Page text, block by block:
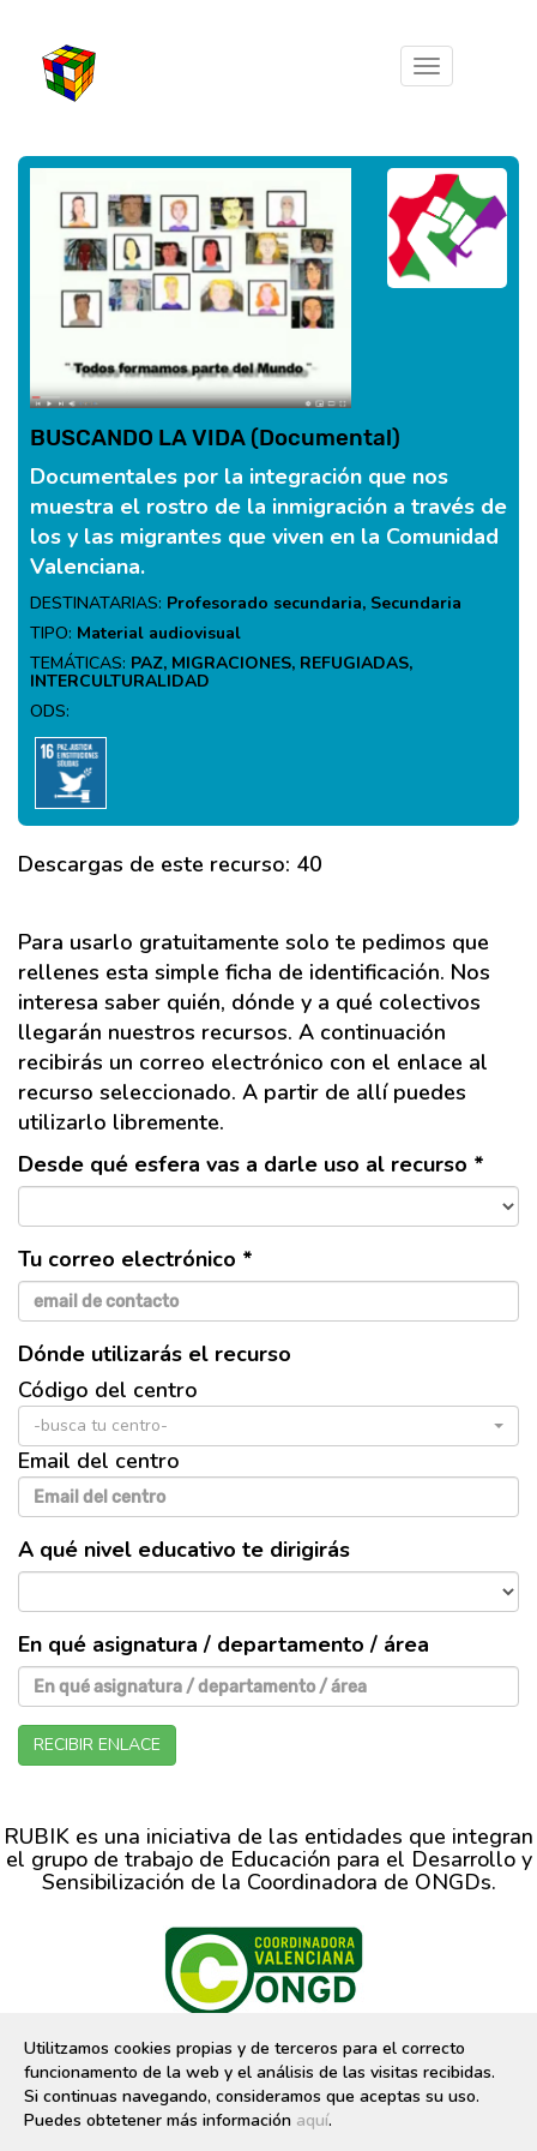
Toggle
BUSCANDO LA VIDA (Documental)
Documentales por la integración que nos
muestra el rostro de la inmigración a través de
los y las migrantes que viven en la Comunidad
Valenciana.
DESTINATARIAS: Profesorado secundaria, Secundaria
TIPO: Material audiovisual
TEMÁTICAS: PAZ, MIGRACIONES, REFUGIADAS,
INTERCULTURALIDAD
ODS:
Descargas de este recurso: 40
Para usarlo gratuitamente solo te pedimos que
rellenes esta simple ficha de identificación. Nos
interesa saber quién, dónde y a qué colectivos
llegarán nuestros recursos. A continuación
recibirás un correo electrónico con el enlace al
recurso seleccionado. A partir de allí puedes
utilizarlo libremente.
Desde qué esfera vas a darle uso al recurso *
Tu correo electrónico *
Dónde utilizarás el recurso
Código del centro
-busca tu centro-
Email del centro
A qué nivel educativo te dirigirás
En qué asignatura / departamento / área
RECIBIR ENLACE
RUBIK es una iniciativa de las entidades que integran
el grupo de trabajo de Educación para el Desarrollo y
Sensibilización de la Coordinadora de ONGDs.
CVONGD, C/ Moro Zeit, 9 bajo-izq 46001 Valencia 96 391 37 49
Desarrollo web:
7ymedia, coop.v
Financia:
Utilitzamos cookies propias y de terceros para el correcto
funcionamento de la web y el análisis de las visitas recibidas.
Si continuas navegando, consideramos que aceptas su uso.
Puedes obtetener más información aquí.